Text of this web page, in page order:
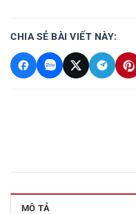
CHIA SẺ BÀI VIẾT NÀY:
MÔ TẢ